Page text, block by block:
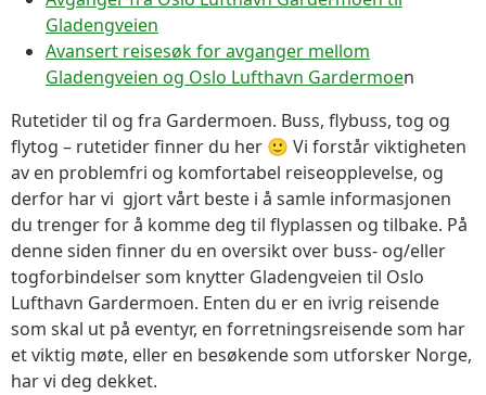
Gladengveien
Avansert reisesøk for avganger mellom
Gladengveien og Oslo Lufthavn Gardermoen
Rutetider til og fra Gardermoen. Buss, flybuss, tog og
flytog – rutetider finner du her 🙂 Vi forstår viktigheten
av en problemfri og komfortabel reiseopplevelse, og
derfor har vi gjort vårt beste i å samle informasjonen
du trenger for å komme deg til flyplassen og tilbake. På
denne siden finner du en oversikt over buss- og/eller
togforbindelser som knytter Gladengveien til Oslo
Lufthavn Gardermoen. Enten du er en ivrig reisende
som skal ut på eventyr, en forretningsreisende som har
et viktig møte, eller en besøkende som utforsker Norge,
har vi deg dekket.